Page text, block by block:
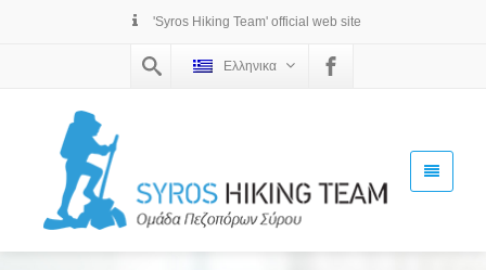
'Syros Hiking Team' official web site
Ελληνικα